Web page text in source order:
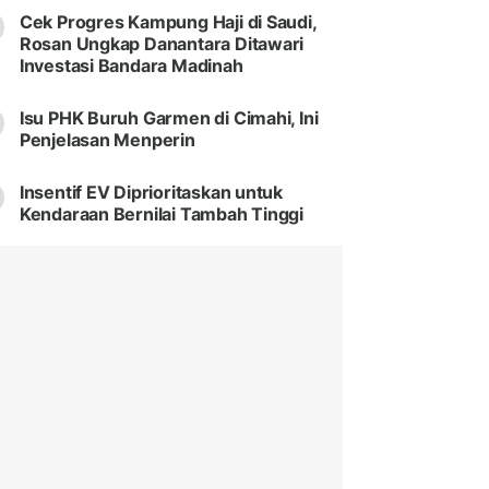
Cek Progres Kampung Haji di Saudi,
Rosan Ungkap Danantara Ditawari
Investasi Bandara Madinah
Isu PHK Buruh Garmen di Cimahi, Ini
Penjelasan Menperin
Insentif EV Diprioritaskan untuk
Kendaraan Bernilai Tambah Tinggi